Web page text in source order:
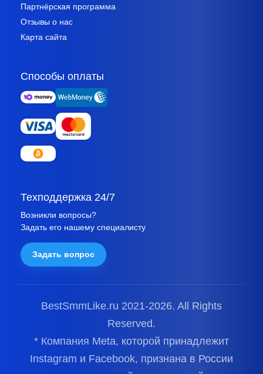
Партнёрская программа
Отзывы о нас
Карта сайта
Способы оплаты
Техподдержка 24/7
Возникли вопросы?
Задать его нашему специалисту
Задать вопрос
BestSmmLike.ru 2021-2026. All Rights
Reserved.
* Компания Meta, которой принадлежит
Instagram и Facebook, признана в России